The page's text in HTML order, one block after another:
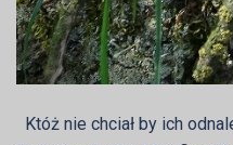
Któż nie chciał by ich